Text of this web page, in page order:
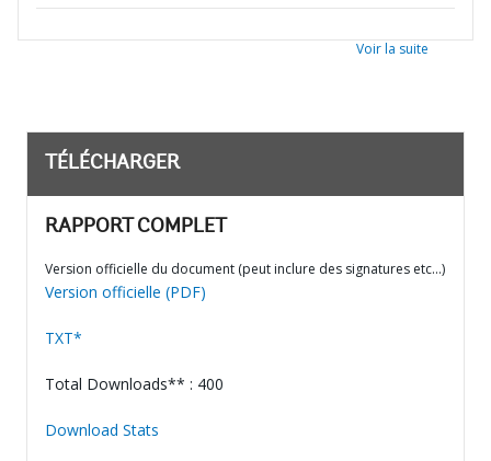
Voir la suite
TÉLÉCHARGER
RAPPORT COMPLET
Version officielle du document (peut inclure des signatures etc…)
Version officielle (PDF)
TXT*
Total Downloads** : 400
Download Stats